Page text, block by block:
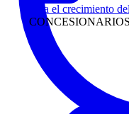
Siga el crecimiento
CONCESIONARIOS